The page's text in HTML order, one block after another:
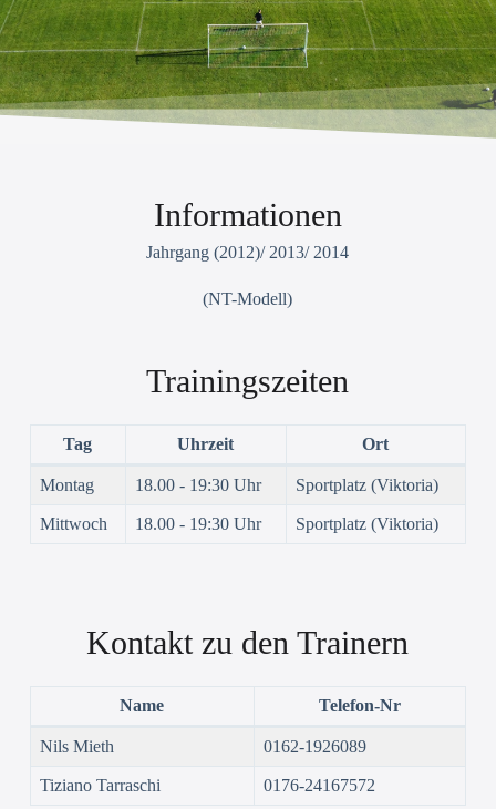
Informationen
Jahrgang (2012)/ 2013/ 2014
(NT-Modell)
Trainingszeiten
Tag Uhrzeit Ort
Montag 18.00 - 19:30 Uhr Sportplatz (Viktoria)
Mittwoch 18.00 - 19:30 Uhr Sportplatz (Viktoria)
Kontakt zu den Trainern
Name Telefon-Nr
Nils Mieth 0162-1926089
Tiziano Tarraschi 0176-24167572